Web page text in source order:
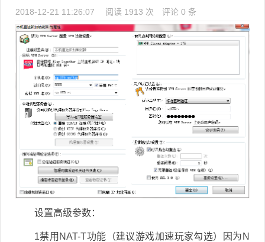
2018-12-21 11:26:07 阅读 1913 次 评论 0 条
设置高级参数：
1禁用NAT-T功能（建议游戏加速玩家勾选）因为N